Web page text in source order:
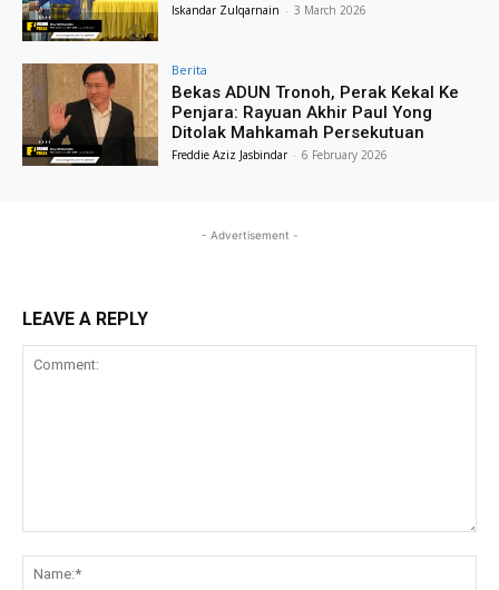
Iskandar Zulqarnain - 3 March 2026
Berita
Bekas ADUN Tronoh, Perak Kekal Ke
Penjara: Rayuan Akhir Paul Yong
Ditolak Mahkamah Persekutuan
Freddie Aziz Jasbindar - 6 February 2026
- Advertisement -
LEAVE A REPLY